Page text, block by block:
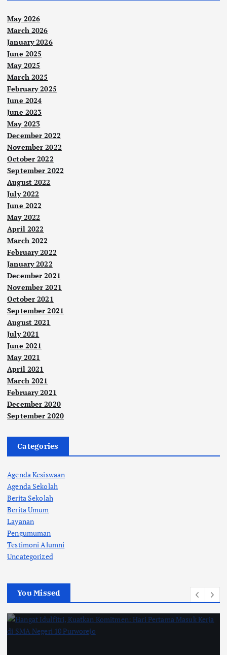
May 2026
March 2026
January 2026
June 2025
May 2025
March 2025
February 2025
June 2024
June 2023
May 2023
December 2022
November 2022
October 2022
September 2022
August 2022
July 2022
June 2022
May 2022
April 2022
March 2022
February 2022
January 2022
December 2021
November 2021
October 2021
September 2021
August 2021
July 2021
June 2021
May 2021
April 2021
March 2021
February 2021
December 2020
September 2020
Categories
Agenda Kesiswaan
Agenda Sekolah
Berita Sekolah
Berita Umum
Layanan
Pengumuman
Testimoni Alumni
Uncategorized
You Missed